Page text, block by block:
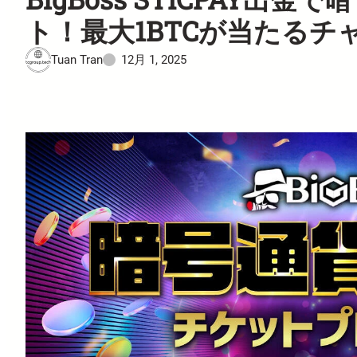
ト！最大1BTCが当たるチ
Tuan Tran 12月 1, 2025